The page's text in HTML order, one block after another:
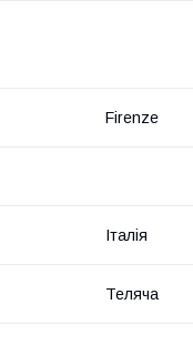
Firenze
Італія
Теляча